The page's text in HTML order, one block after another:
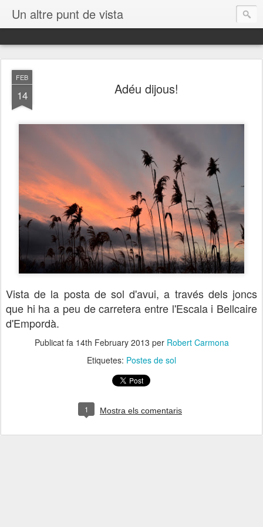
Un altre punt de vista
FEB
14 Adéu dijous!
Vista de la posta de sol d'avui, a través dels joncs
que hi ha a peu de carretera entre l'Escala i Bellcaire
d'Empordà.
Publicat fa 14th February 2013 per Robert Carmona
Etiquetes: Postes de sol
1 Mostra els comentaris